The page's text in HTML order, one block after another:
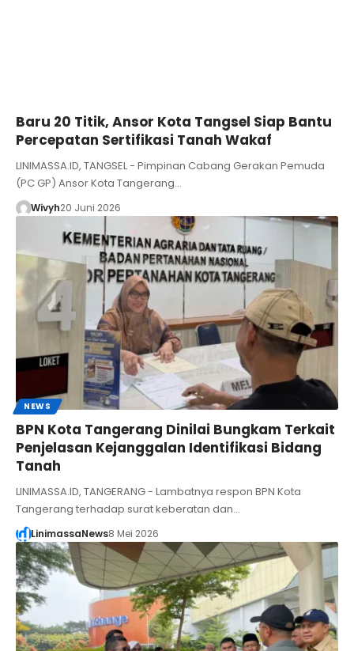
Baru 20 Titik, Ansor Kota Tangsel Siap Bantu
Percepatan Sertifikasi Tanah Wakaf
LINIMASSA.ID, TANGSEL - Pimpinan Cabang Gerakan Pemuda
(PC GP) Ansor Kota Tangerang…
Wivyh20 Juni 2026
NEWS
BPN Kota Tangerang Dinilai Bungkam Terkait
Penjelasan Kejanggalan Identifikasi Bidang
Tanah
LINIMASSA.ID, TANGERANG - Lambatnya respon BPN Kota
Tangerang terhadap surat keberatan dan…
LinimassaNews8 Mei 2026